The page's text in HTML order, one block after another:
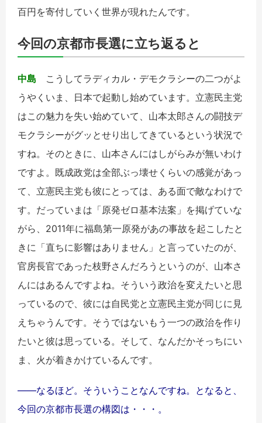
百円を寄付していく世界が現れたんです。
今回の京都市長選に立ち返ると
中島 こうしてラディカル・デモクラシーの二つがよ
うやくいま、日本で起動し始めています。立憲民主党
はこの魅力を失い始めていて、山本太郎さんの闘技デ
モクラシーがグッとせり出してきているという状況で
すね。そのときに、山本さんにはしがらみが無いわけ
ですよ。既成政党は全部ぶっ壊せくらいの感覚があっ
て、立憲民主党も彼にとっては、ある面で敵なわけで
す。だっていまは「原発ゼロ基本法案」を掲げていな
がら、2011年に福島第一原発があの事故を起こしたと
きに「直ちに影響はありません」と言っていたのが、
官房長官であった枝野さんだろうというのが、山本さ
んにはあるんですよね。そういう政治を変えたいと思
っているので、彼には自民党と立憲民主党が同じに見
えちゃうんです。そうではないもう一つの政治を作り
たいと彼は思っている。そして、なんだかそっちにい
ま、火が着きかけているんです。
――なるほど。そういうことなんですね。となると、
今回の京都市長選の構図は・・・。